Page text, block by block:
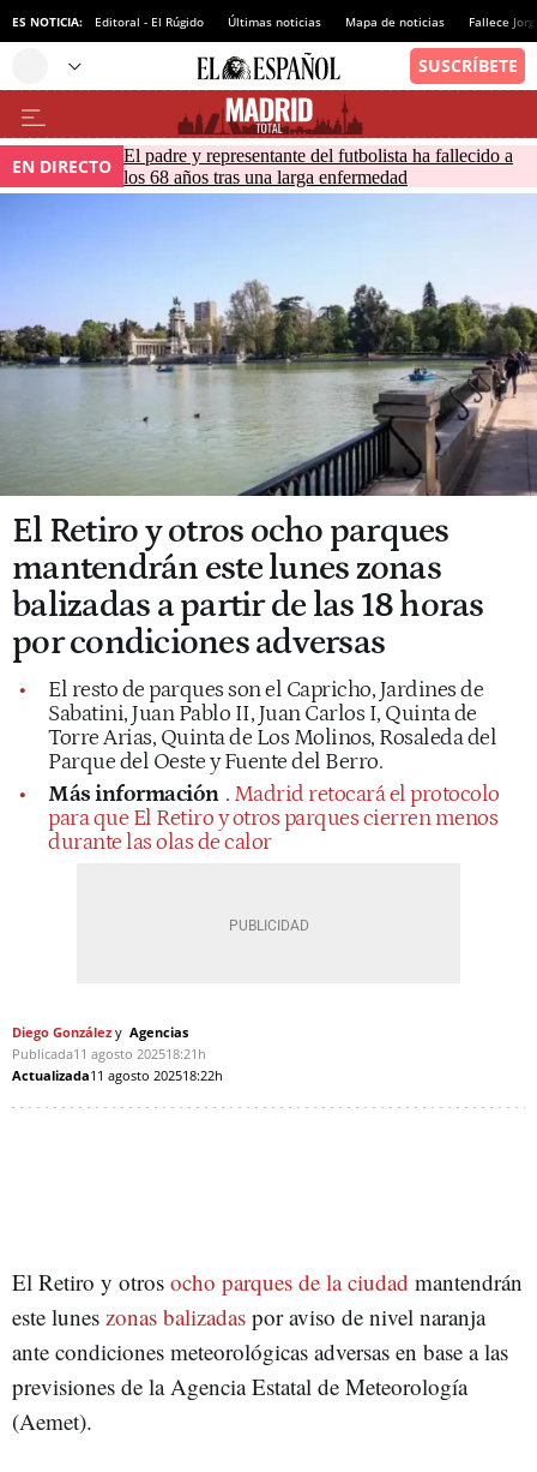
ES NOTICIA: Editoral - El Rúgido Últimas noticias Mapa de noticias Fallece
EN DIRECTO El padre y representante del futbolista ha fallecido a
los 68 años tras una larga enfermedad
El Retiro y otros ocho parques
mantendrán este lunes zonas
balizadas a partir de las 18 horas
por condiciones adversas
El resto de parques son el Capricho, Jardines de
Sabatini, Juan Pablo II, Juan Carlos I, Quinta de
Torre Arias, Quinta de Los Molinos, Rosaleda del
Parque del Oeste y Fuente del Berro.
Más información . Madrid retocará el protocolo
para que El Retiro y otros parques cierren menos
durante las olas de calor
Diego González
Agencias
Publicada11 agosto 202518:21h
Actualizada11 agosto 202518:22h
El Retiro y otros ocho parques de la ciudad mantendrán
este lunes zonas balizadas por aviso de nivel naranja
ante condiciones meteorológicas adversas en base a las
previsiones de la Agencia Estatal de Meteorología
(Aemet).